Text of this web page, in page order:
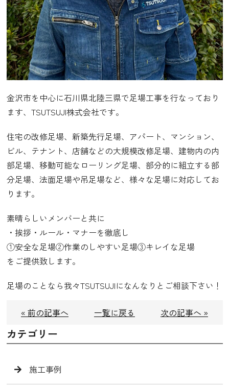
金沢市を中心に石川県北陸三県で足場工事を行なっており
ます、TSUTSUJI株式会社です。
住宅の改修足場、新築先行足場、アパート、マンション、
ビル、テナント、店舗などの大規模改修足場、建物内の内
部足場、移動可能なローリング足場、部分的に組立する部
分足場、法面足場や吊足場など、様々な足場に対応してお
ります。
素晴らしいメンバーと共に
・挨拶・ルール・マナーを徹底し
①安全な足場②作業のしやすい足場③キレイな足場
をご提供致します。
足場のことなら我々TSUTSUJIになんなりとご相談下さい！
« 前の記事へ 一覧に戻る 次の記事へ »
カテゴリー
施工事例